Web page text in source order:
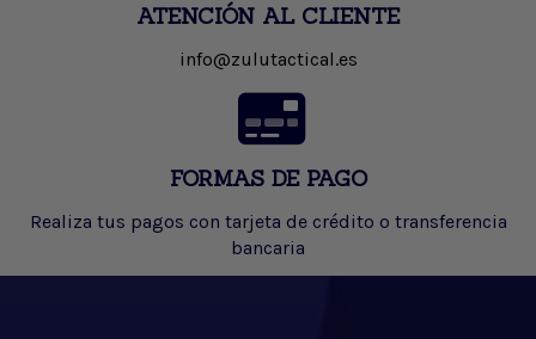
ATENCIÓN AL CLIENTE
info@zulutactical.es
FORMAS DE PAGO
Realiza tus pagos con tarjeta de crédito o transferencia
bancaria